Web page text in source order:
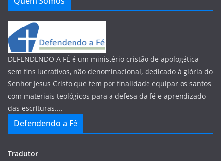
DEFENDENDO A FÉ é um ministério cristão de apologética
sem fins lucrativos, não denominacional, dedicado à glória do
Senhor Jesus Cristo que tem por finalidade equipar os santos
com materiais teológicos para a defesa da fé e aprendizado
das escrituras....
Defendendo a Fé
Tradutor